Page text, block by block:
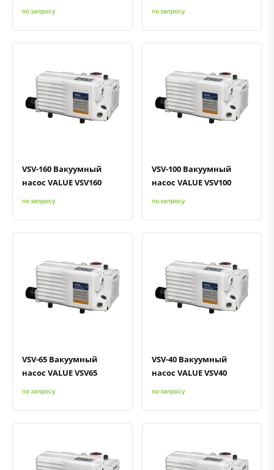
по запросу по запросу
Быстрый просмотр
Добавить к сравнению
Добавить в избранное
VSV-160 Вакуумный
насос VALUE VSV160
по запросу
Быстрый просмотр
Добавить к сравнению
Добавить в избранное
VSV-100 Вакуумный
насос VALUE VSV100
по запросу
Быстрый просмотр
Добавить к сравнению
Добавить в избранное
VSV-65 Вакуумный
насос VALUE VSV65
по запросу
Быстрый просмотр
Добавить к сравнению
Добавить в избранное
VSV-40 Вакуумный
насос VALUE VSV40
по запросу